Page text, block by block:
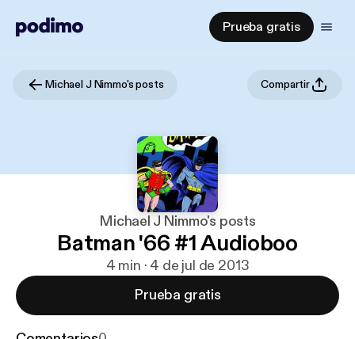
Prueba gratis
Michael J Nimmo's posts Compartir
Michael J Nimmo's posts
Batman '66 #1 Audioboo
4 min · 4 de jul de 2013
Prueba gratis